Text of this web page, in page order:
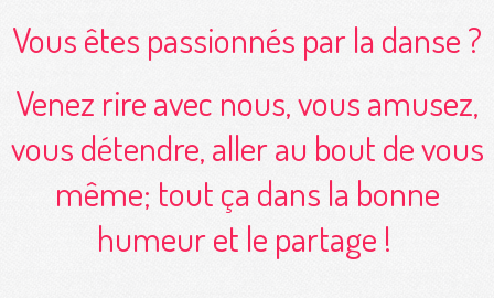
Vous êtes passionnés par la danse ?
Venez rire avec nous, vous amusez,
vous détendre, aller au bout de vous
même; tout ça dans la bonne
humeur et le partage !